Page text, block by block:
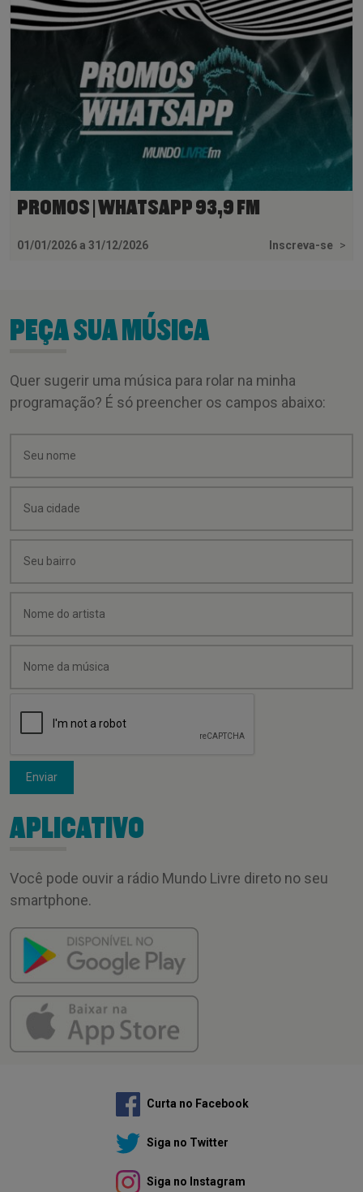
PROMOS | WHATSAPP 93,9 FM
01/01/2026 a 31/12/2026 Inscreva-se >
PEÇA SUA MÚSICA
Quer sugerir uma música para rolar na minha
programação? É só preencher os campos abaixo:
Enviar
APLICATIVO
Você pode ouvir a rádio Mundo Livre direto no seu
smartphone.
Curta no Facebook
Siga no Twitter
Siga no Instagram